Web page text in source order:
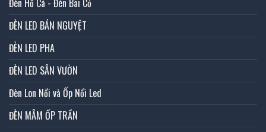
ĐÈN LED BÁN NGUYỆT
ĐÈN LED PHA
ĐÈN LED SÂN VƯỜN
Đèn Lon Nổi và Ốp Nổi Led
ĐÈN MÂM ỐP TRẦN